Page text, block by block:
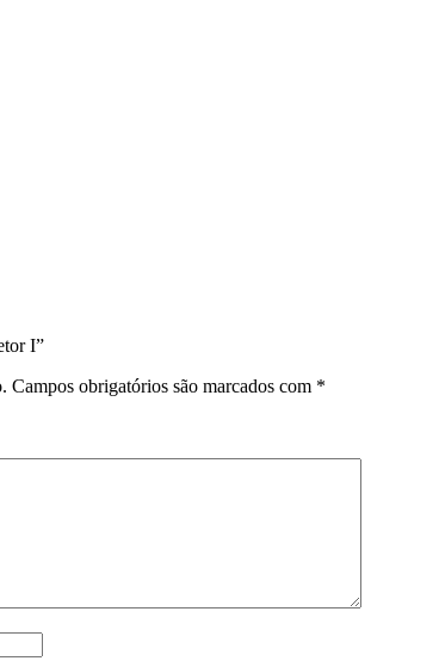
I”
Campos obrigatórios são marcados com *